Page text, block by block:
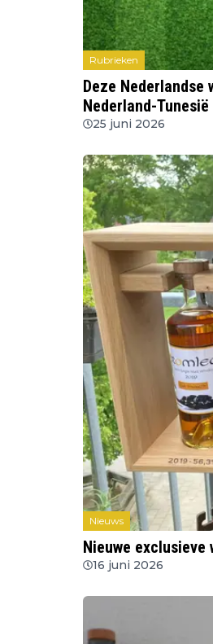
Rubrieken
Deze
Nederland-Tunesië
25 juni 2026
Nieuws
Nieuwe
16 juni 2026